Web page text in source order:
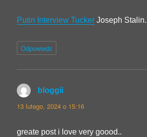
Putin Interview Tucker Joseph
Odpowiedz
bloggii
13 lutego, 2024 o 15:16
greate post i love very goood..